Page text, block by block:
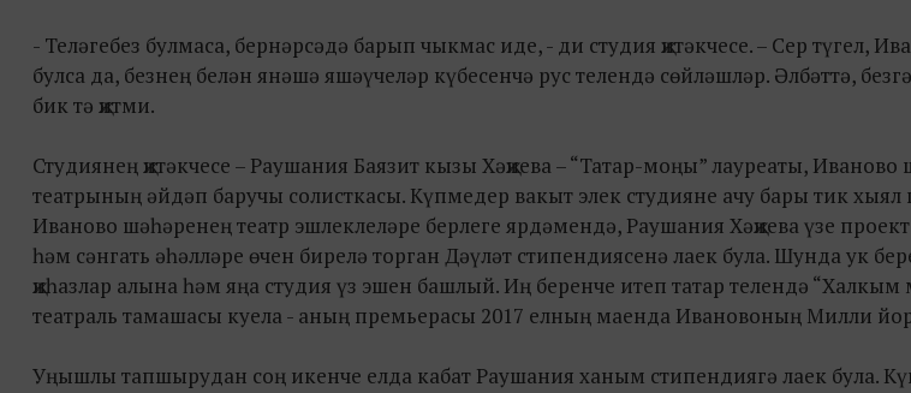
- Теләгебез булмаса, бернәрсәдә барып чыкмас иде, - ди студия җитәкчесе. – Сер түгел,
булса да, безнең белән янәшә яшәүчеләр күбесенчә рус телендә сөйләшләр. Әлбәттә,
бик тә җитми.
Студиянең җитәкчесе – Раушания Баязит кызы Хәҗиева – “Татар-моңы” лауреаты,
театрының әйдәп баручы солисткасы. Күпмедер вакыт элек студияне ачу бары тик
Иваново шәһәренең театр эшлеклеләре берлеге ярдәмендә, Раушания Хәҗиева үзе
һәм сәнгать әһәлләре өчен бирелә торган Дәүләт стипендиясенә лаек була. Шунда ук
җиһазлар алына һәм яңа студия үз эшен башлый. Иң беренче итеп татар телендә
театраль тамашасы куела - аның премьерасы 2017 елның маенда Ивановоның Милли
Уңышлы тапшырудан соң икенче елда кабат Раушания ханым стипендиягә лаек була.